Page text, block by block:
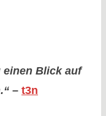
einen Blick auf
– t3n